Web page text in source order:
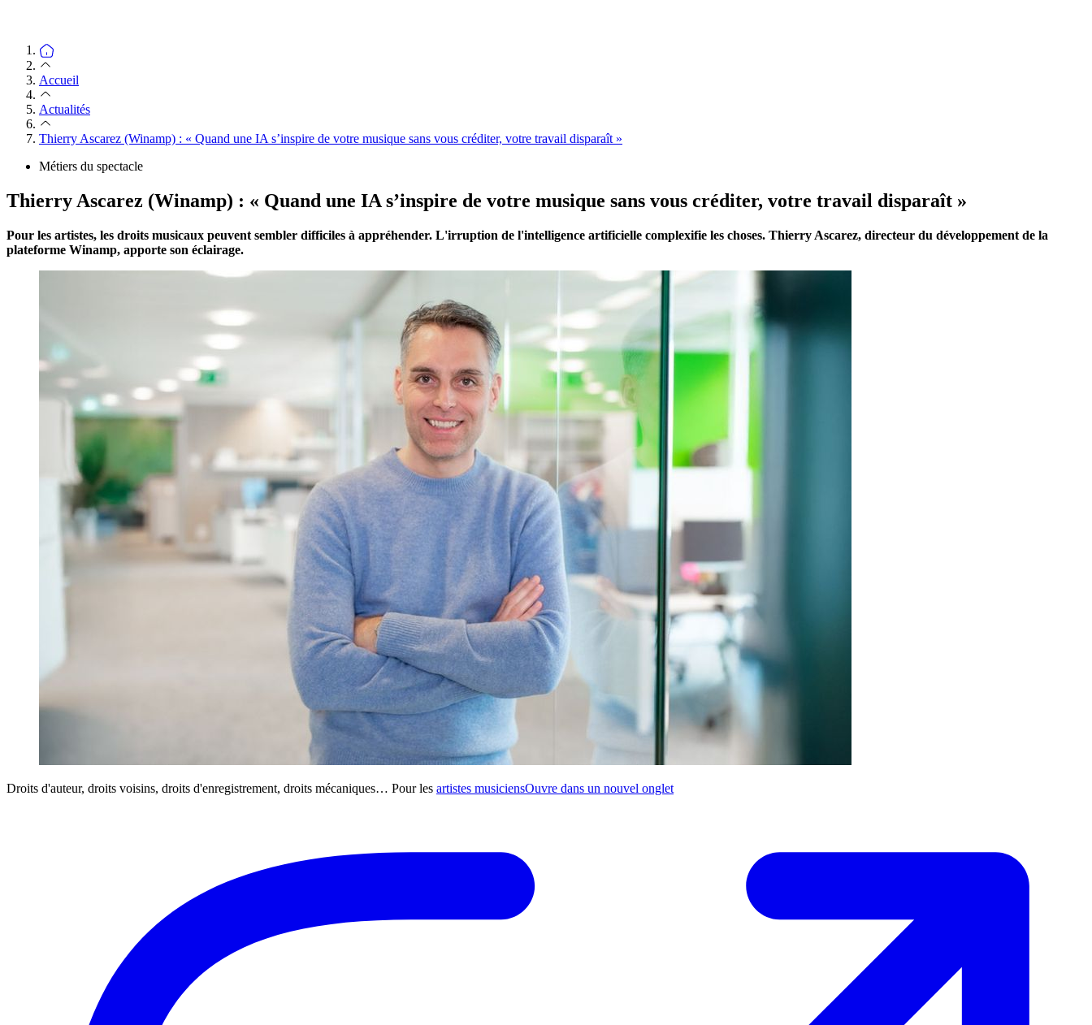
Accueil
Actualités
Thierry Ascarez (Winamp) : « Quand une IA s’inspire de votre musique sans vous créditer, votre travail disparaît »
Métiers du spectacle
Thierry Ascarez (Winamp) : « Quand une IA s’inspire de votre musique sans vous créditer, votre travail disparaît »
Pour les artistes, les droits musicaux peuvent sembler difficiles à appréhender. L'irruption de l'intelligence artificielle complexifie les choses. Thierry Ascarez, directeur du développement de la
plateforme Winamp, apporte son éclairage.
Droits d'auteur, droits voisins, droits d'enregistrement, droits mécaniques… Pour les artistes musiciensOuvre dans un nouvel onglet